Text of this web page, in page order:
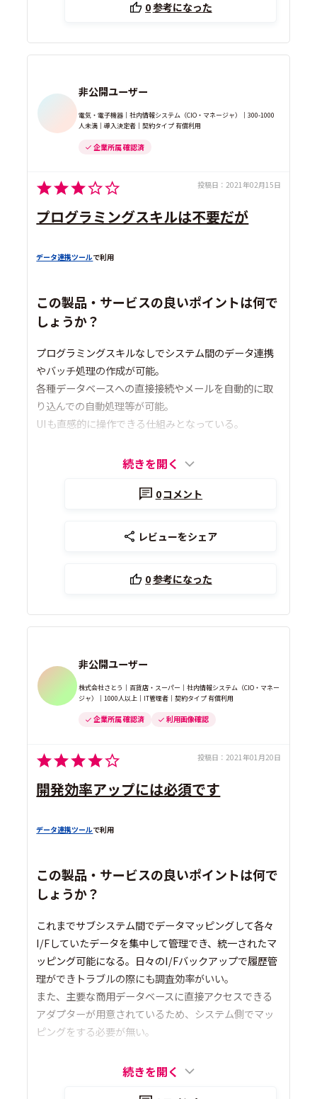
0参考になった
非公開ユーザー
電気・電子機器｜社内情報システム（CIO・マネージャ）｜300-1000
人未満｜導入決定者｜契約タイプ 有償利用
企業所属 確認済
投稿日： 2021年02月15日
プログラミングスキルは不要だが
データ連携ツールで利用
この製品・サービスの良いポイントは何で
しょうか？
プログラミングスキルなしでシステム間のデータ連携
やバッチ処理の作成が可能。
各種データベースへの直接接続やメールを自動的に取
り込んでの自動処理等が可能。
UIも直感的に操作できる仕組みとなっている。
続きを開く
0コメント
レビューをシェア
0参考になった
非公開ユーザー
株式会社さとう｜百貨店・スーパー｜社内情報システム（CIO・マネー
ジャ）｜1000人以上｜IT管理者｜契約タイプ 有償利用
企業所属 確認済 利用画像確認
投稿日： 2021年01月20日
開発効率アップには必須です
データ連携ツールで利用
この製品・サービスの良いポイントは何で
しょうか？
これまでサブシステム間でデータマッピングして各々
I/Fしていたデータを集中して管理でき、統一されたマ
ッピング可能になる。日々のI/Fバックアップで履歴管
理ができトラブルの際にも調査効率がいい。
また、主要な商用データベースに直接アクセスできる
アダプターが用意されているため、システム側でマッ
ピングをする必要が無い。
続きを開く